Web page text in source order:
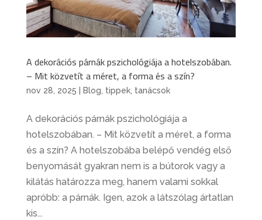
A dekorációs párnák pszichológiája a hotelszobában.
– Mit közvetít a méret, a forma és a szín?
nov 28, 2025 Blog tippek, tanácsok
A dekorációs párnák pszichológiája a
hotelszobában. – Mit közvetít a méret, a forma
és a szín? A hotelszobába belépő vendég első
benyomását gyakran nem is a bútorok vagy a
kilátás határozza meg, hanem valami sokkal
apróbb: a párnák. Igen, azok a látszólag ártatlan
kis...